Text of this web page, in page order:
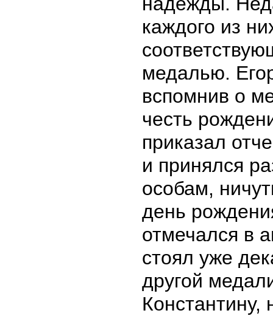
каждого из
медалью.
вспомнив о
честь
приказал
и принялся
особам,
день
отмечался в
стоял уже
другой
Константину,